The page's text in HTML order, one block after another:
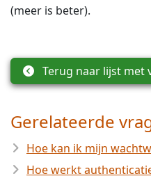
(meer is beter).
Terug naar lijst met
Gerelateerde
Hoe kan ik mijn
Hoe werkt